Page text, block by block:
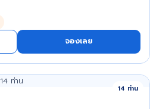
จองเลย
14 ท่าน